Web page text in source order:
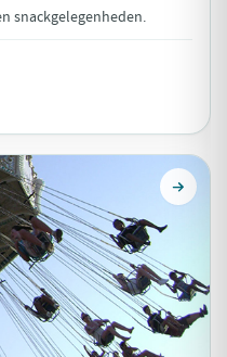
snackgelegenheden.